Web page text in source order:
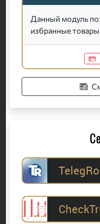
Данный модуль
избранные товары